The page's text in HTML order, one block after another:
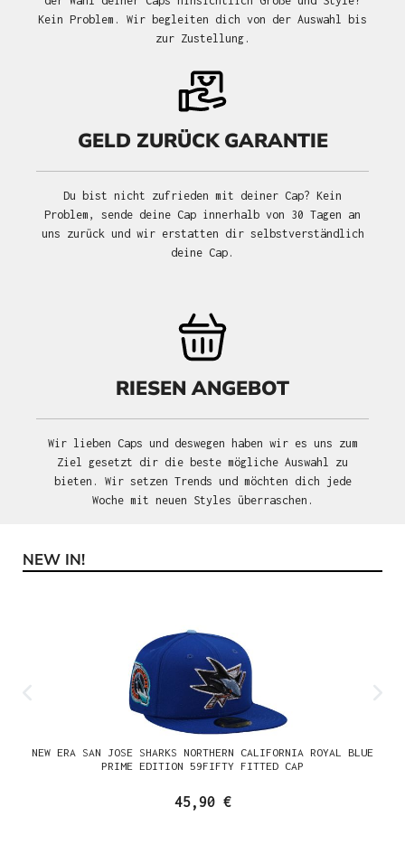
Kein Problem. Wir begleiten dich von der Auswahl bis
zur Zustellung.
GELD ZURÜCK GARANTIE
Du bist nicht zufrieden mit deiner Cap? Kein
Problem, sende deine Cap innerhalb von 30 Tagen an
uns zurück und wir erstatten dir selbstverständlich
deine Cap.
RIESEN ANGEBOT
Wir lieben Caps und deswegen haben wir es uns zum
Ziel gesetzt dir die beste mögliche Auswahl zu
bieten. Wir setzen Trends und möchten dich jede
Woche mit neuen Styles überraschen.
Produktgalerie überspringen
NEW IN!
NEW ERA SAN JOSE SHARKS NORTHERN CALIFORNIA ROYAL BLUE
PRIME EDITION 59FIFTY FITTED CAP
45,90 €